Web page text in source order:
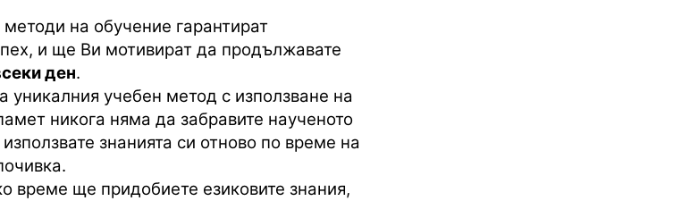
на обучение гарантират
и ще Ви мотивират да продължавате
ден.
уникалния учебен метод с използване на
никога няма да забравите наученото
знанията си отново по време на
време ще придобиете езиковите знания,